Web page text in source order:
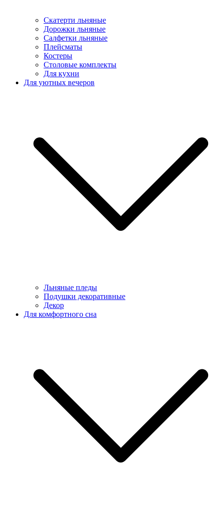
Скатерти льняные
Дорожки льняные
Салфетки льняные
Плейсматы
Костеры
Столовые комплекты
Для кухни
Для уютных вечеров
Льняные пледы
Подушки декоративные
Декор
Для комфортного сна